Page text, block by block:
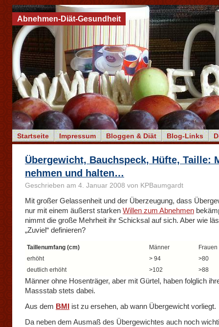
Startseite Impressum Bloggen & Diät Blog-Links
Abnehmen-Diät-Gesundheit
Übergewicht, Bauchspeck, Hüfte, Taille:
nehmen und halten…
Geschrieben am 4. Januar 2008 von KPBaumgardt
Mit großer Gelassenheit und der Überzeugung, dass
nur mit einem äußerst starken Willen zum Abnehmen
nimmt die große Mehrheit ihr Schicksal auf sich. Aber wie
„Zuviel“ definieren?
Taillenumfang (cm) Männer
Frauen
erhöht
> 94
>80
deutlich erhöht
>102 >88
Männer ohne Hosenträger, aber mit Gürtel, haben folglich
Massstab stets dabei.
Aus dem BMI ist zu ersehen, ab wann Übergewicht vorliegt.
Da neben dem Ausmaß des Übergewichtes auch noch